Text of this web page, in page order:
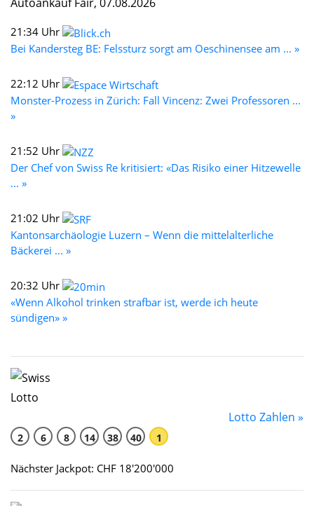
21:34 Uhr
Bei Kandersteg BE: Felssturz sorgt am Oeschinensee am ... »
22:12 Uhr
Monster-Prozess in Zürich: Fall Vincenz: Zwei Professoren ...
»
21:52 Uhr
Der Chef von Swiss Re kritisiert: «Das Risiko einer Hitzewelle
... »
21:02 Uhr
Kantonsarchäologie Luzern – Wenn die mittelalterliche
Bäckerei ... »
20:32 Uhr
«Wenn Alkohol trinken strafbar ist, werde ich heute
sündigen» »
Lotto Zahlen »
2 6 8 14 38 40 1
Nächster Jackpot: CHF 18'200'000